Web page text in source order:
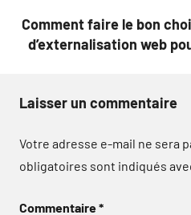
Comment faire le bon
d’externalisation web
Laisser un commentaire
Votre adresse e-mail ne sera
obligatoires sont indiqués
Commentaire*